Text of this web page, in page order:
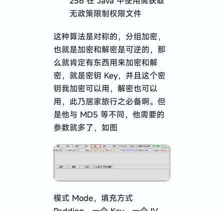
无政策限制权限文件
这种算法是对称的，分组加密，
也就是加密和解密是可逆的，那
么就肯定有东西用来加密和解
密，就是密钥 Key，并且这个密
钥我加密可以用，解密也可以
用，此乃居家旅行之必备啊。但
是他与 MD5 等不同，他需要的
参数就多了，如图
模式 Mode，填充方式